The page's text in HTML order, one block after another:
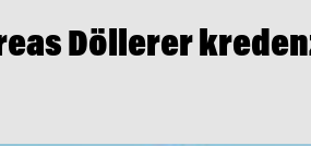
Döllerer